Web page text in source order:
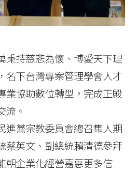
秉持慈悲為懷、博愛天下理
名下台灣專案管理學會人才
業協助數位轉型，完成正殿
流。
進黨宗教委員會總召集人期
蔡英文、副總統賴清德參拜
朝企業化經營嘉惠更多信